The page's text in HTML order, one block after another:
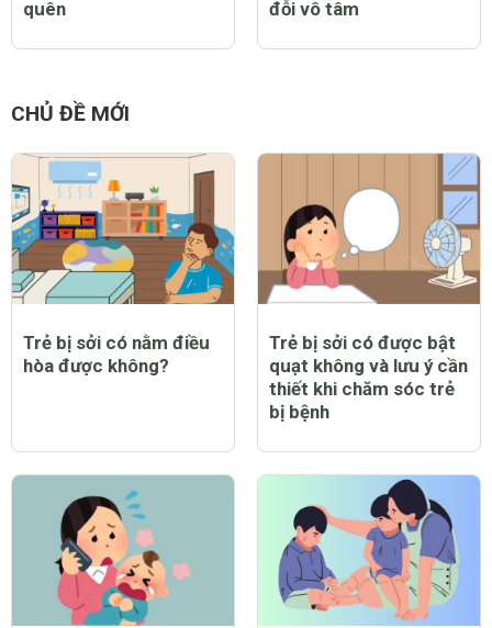
8 từ phụ nữ có chết
cũng không được phép
CHỦ ĐỀ MỚI
Trẻ bị sởi có nằm điều
hòa được không?
Trẻ bị sởi có được bật
quạt không và lưu ý cần
thiết khi chăm sóc trẻ
bị bệnh